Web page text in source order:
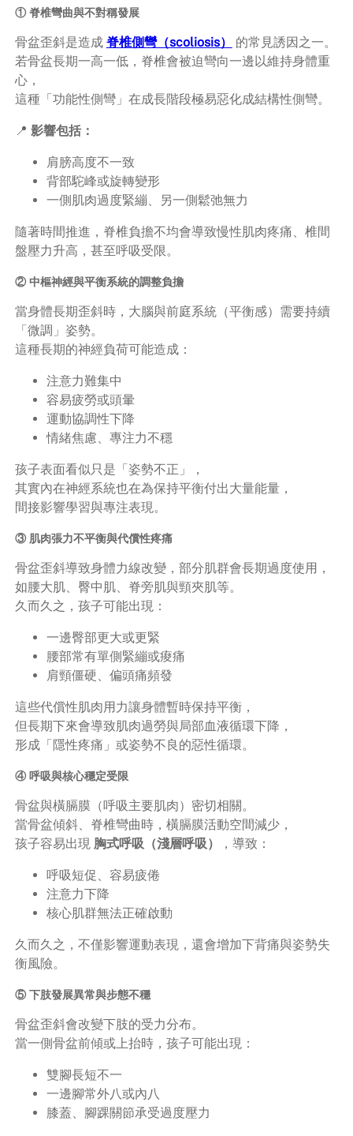
① 脊椎彎曲與不對稱發展
骨盆歪斜是造成脊椎側彎（scoliosis）
的常見誘因之一。
若骨盆長期一高一低，脊椎會被迫彎向一邊以維持身體重
心，
這種「功能性側彎」在成長階段極易惡化成結構性側彎。
📍 影響包括：
肩膀高度不一致
背部駝峰或旋轉變形
一側肌肉過度緊繃、另一側鬆弛無力
隨著時間推進，脊椎負擔不均會導致慢性肌肉疼痛、椎間
盤壓力升高，甚至呼吸受限。
② 中樞神經與平衡系統的調整負擔
當身體長期歪斜時，大腦與前庭系統（平衡感）需要持續
「微調」姿勢。
這種長期的神經負荷可能造成：
注意力難集中
容易疲勞或頭暈
運動協調性下降
情緒焦慮、專注力不穩
孩子表面看似只是「姿勢不正」，
其實內在神經系統也在為保持平衡付出大量能量，
間接影響學習與專注表現。
③ 肌肉張力不平衡與代償性疼痛
骨盆歪斜導致身體力線改變，部分肌群會長期過度使用，
如腰大肌、臀中肌、脊旁肌與頸夾肌等。
久而久之，孩子可能出現：
一邊臀部更大或更緊
腰部常有單側緊繃或痠痛
肩頸僵硬、偏頭痛頻發
這些代償性肌肉用力讓身體暫時保持平衡，
但長期下來會導致肌肉過勞與局部血液循環下降，
形成「隱性疼痛」或姿勢不良的惡性循環。
④ 呼吸與核心穩定受限
骨盆與橫膈膜（呼吸主要肌肉）密切相關。
當骨盆傾斜、脊椎彎曲時，橫膈膜活動空間減少，
孩子容易出現 胸式呼吸（淺層呼吸） ，導致：
呼吸短促、容易疲倦
注意力下降
核心肌群無法正確啟動
久而久之，不僅影響運動表現，還會增加下背痛與姿勢失
衡風險。
⑤ 下肢發展異常與步態不穩
骨盆歪斜會改變下肢的受力分布。
當一側骨盆前傾或上抬時，孩子可能出現：
雙腳長短不一
一邊腳常外八或內八
膝蓋、腳踝關節承受過度壓力